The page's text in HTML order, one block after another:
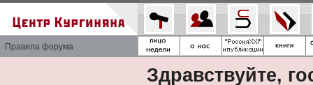
Правила форума
Здравствуйте,